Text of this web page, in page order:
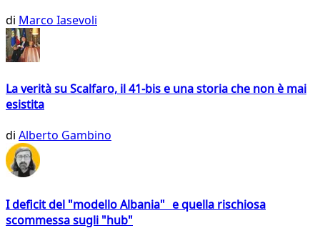
di Marco Iasevoli
La verità su Scalfaro, il 41-bis e una storia che non è mai
esistita
di Alberto Gambino
I deficit del "modello Albania" e quella rischiosa
scommessa sugli "hub"